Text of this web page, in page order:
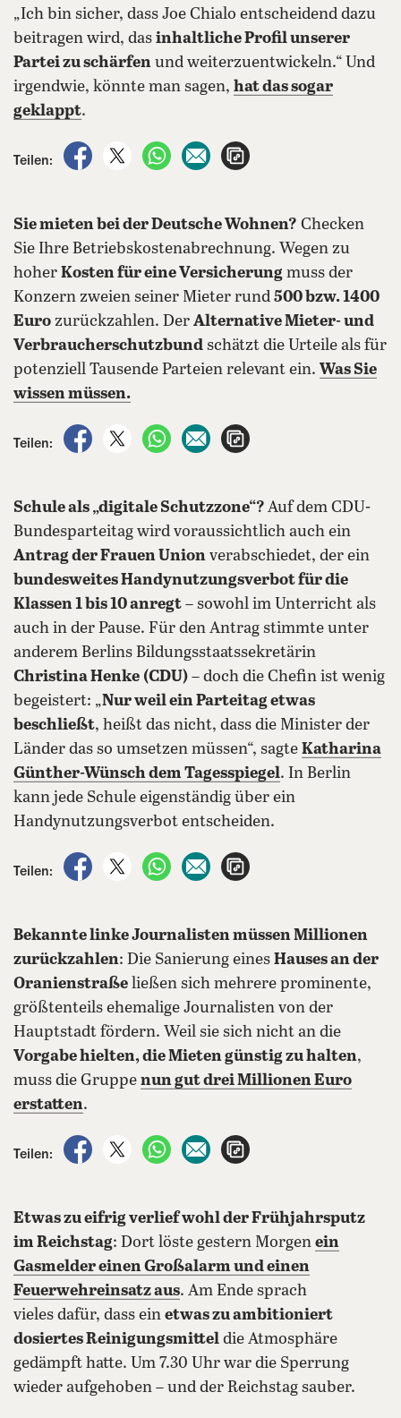
„Ich bin sicher, dass Joe Chialo entscheidend dazu
beitragen wird, das inhaltliche Profil unserer
Partei zu schärfen und weiterzuentwickeln.“ Und
irgendwie, könnte man sagen, hat das sogar
geklappt.
Teilen:
auf Facebook teilen
auf X teilenper WhatsApp teilen
per E-Mail teilen
Sie mieten bei der Deutsche Wohnen? Checken
Sie Ihre Betriebskostenabrechnung. Wegen zu
hoher Kosten für eine Versicherung muss der
Konzern zweien seiner Mieter rund 500 bzw. 1400
Euro zurückzahlen. Der Alternative Mieter- und
Verbraucherschutzbund schätzt die Urteile als für
potenziell Tausende Parteien relevant ein. Was Sie
wissen müssen.
Teilen:
auf Facebook teilen
auf X teilenper WhatsApp teilen
per E-Mail teilen
Schule als „digitale Schutzzone“? Auf dem CDU-
Bundesparteitag wird voraussichtlich auch ein
Antrag der Frauen Union verabschiedet, der ein
bundesweites Handynutzungsverbot für die
Klassen 1 bis 10 anregt – sowohl im Unterricht als
auch in der Pause. Für den Antrag stimmte unter
anderem Berlins Bildungsstaatssekretärin
Christina Henke (CDU) – doch die Chefin ist wenig
begeistert: „Nur weil ein Parteitag etwas
beschließt, heißt das nicht, dass die Minister der
Länder das so umsetzen müssen“, sagte Katharina
Günther-Wünschdem Tagesspiegel. In Berlin
kann jede Schule eigenständig über ein
Handynutzungsverbot entscheiden.
Teilen:
auf Facebook teilen
auf X teilenper WhatsApp teilen
per E-Mail teilen
Bekannte linke Journalisten müssen Millionen
zurückzahlen: Die Sanierung eines Hauses an der
Oranienstraße ließen sich mehrere prominente,
größtenteils ehemalige Journalisten von der
Hauptstadt fördern. Weil sie sich nicht an die
Vorgabe hielten, die Mieten günstig zu halten,
muss die Gruppe nun gut drei Millionen Euro
erstatten.
Teilen:
auf Facebook teilen
auf X teilenper WhatsApp teilen
per E-Mail teilen
Etwas zu eifrig verlief wohl der Frühjahrsputz
im Reichstag: Dort löste gestern Morgen ein
Gasmelder einen Großalarm und einen
Feuerwehreinsatz aus. Am Ende sprach
vieles dafür, dass ein etwas zu ambitioniert
dosiertes Reinigungsmittel die Atmosphäre
gedämpft hatte. Um 7.30 Uhr war die Sperrung
wieder aufgehoben – und der Reichstag sauber.